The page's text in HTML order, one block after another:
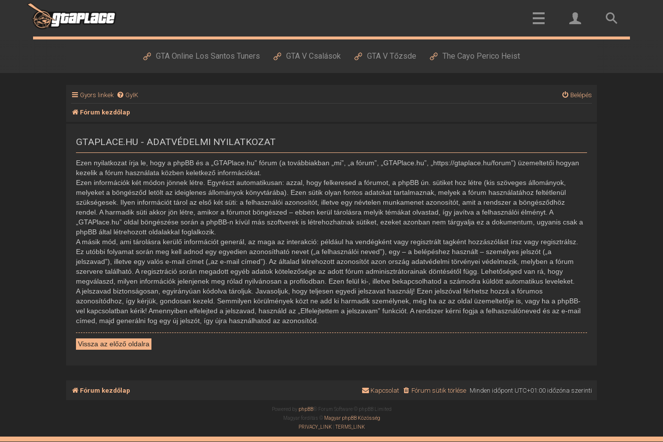
GTA Online Los Santos Tuners GTA V Csalások GTA V Tőzsde The Cayo Perico Heist
Gyors linkek GyIK Belépés
Fórum kezdőlap
GTAPLACE.HU - ADATVÉDELMI NYILATKOZAT
Ezen nyilatkozat írja le, hogy a phpBB és a „GTAPlace.hu” fórum (a továbbiakban „mi”, „a fórum”, „GTAPlace.hu”, „https://gtaplace.hu/forum”) üzemeltetői hogyan
kezelik a fórum használata közben keletkező információkat.
Ezen információk két módon jönnek létre. Egyrészt automatikusan: azzal, hogy felkeresed a fórumot, a phpBB ún. sütiket hoz létre (kis szöveges állományok,
melyeket a böngésződ letölt az ideiglenes állományok könyvtárába). Ezen sütik olyan fontos adatokat tartalmaznak, melyek a fórum használatához feltétlenül
szükségesek. Ilyen információt tárol az első két süti: a felhasználói azonosítót, illetve egy névtelen munkamenet azonosítót, amit a rendszer a böngésződhöz
rendel. A harmadik süti akkor jön létre, amikor a fórumot böngészed – ebben kerül tárolásra melyik témákat olvastad, így javítva a felhasználói élményt. A
„GTAPlace.hu” oldal böngészése során a phpBB-n kívül más szoftverek is létrehozhatnak sütiket, ezeket azonban nem tárgyalja ez a dokumentum, ugyanis csak a
phpBB által létrehozott oldalakkal foglalkozik.
A másik mód, ami tárolásra kerülő információt generál, az maga az interakció: például ha vendégként vagy regisztrált tagként hozzászólást írsz vagy regisztrálsz.
Ez utóbbi folyamat során meg kell adnod egy egyedien azonosítható nevet („a felhasználói neved”), egy – a belépéshez használt – személyes jelszót („a
jelszavad”), illetve egy valós e-mail címet („az e-mail címed”). Az általad létrehozott azonosítót azon ország adatvédelmi törvényei védelmezik, melyben a fórum
szervere található. A regisztráció során megadott egyéb adatok kötelezősége az adott fórum adminisztrátorainak döntésétől függ. Lehetőséged van rá, hogy
megválaszd, milyen információk jelenjenek meg rólad nyilvánosan a profilodban. Ezen felül ki-, illetve bekapcsolhatod a számodra küldött automatikus leveleket.
A jelszavad biztonságosan, egyirányúan kódolva tároljuk. Javasoljuk, hogy teljesen egyedi jelszavat használj! Ezen jelszóval férhetsz hozzá a fórumos
azonosítódhoz, így kérjük, gondosan kezeld. Semmilyen körülmények közt ne add ki harmadik személynek, még ha az az oldal üzemeltetője is, vagy ha a phpBB-
vel kapcsolatban kérik! Amennyiben elfelejted a jelszavad, használd az „Elfelejtettem a jelszavam” funkciót. A rendszer kérni fogja a felhasználóneved és az e-mail
címed, majd generálni fog egy új jelszót, így újra használhatod az azonosítód.
Vissza az előző oldalra
Fórum kezdőlap Minden időpont UTC+01:00időzóna szerinti
Fórum sütik törlése
Kapcsolat
Powered by phpBB® Forum Software © phpBB Limited
Magyar fordítás © Magyar phpBB Közösség
PRIVACY_LINK |TERMS_LINK